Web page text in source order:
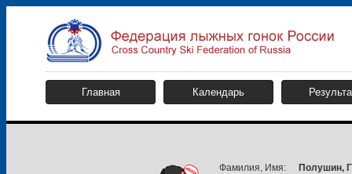
Главная Календарь
Фамилия, Имя:
Полушин,